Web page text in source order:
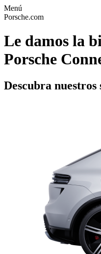
Menú
Porsche.com
Le damos la
Porsche
Descubra